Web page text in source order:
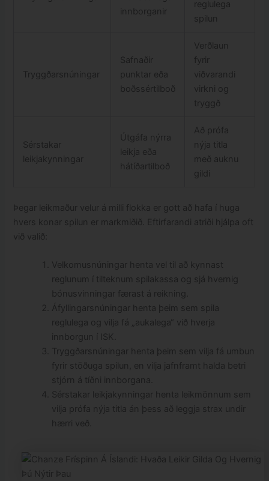
innborganir
reglulega
spilun
Tryggðarsnúningar
Safnaðir
punktar eða
boðssértilboð
Verðlaun
fyrir
viðvarandi
virkni og
tryggð
Sérstakar
leikjakynningar
Útgáfa nýrra
leikja eða
hátíðartilboð
Að prófa
nýja titla
með auknu
gildi
Þegar leikmaður velur á milli flokka er gott að hafa í huga
hvers konar spilun er markmiðið. Eftirfarandi atriði hjálpa oft
við valið:
Velkomusnúningar henta vel til að kynnast
reglunum í tilteknum spilakassa og sjá hvernig
bónusvinningar færast á reikning.
Áfyllingarsnúningar henta þeim sem spila
reglulega og vilja fá „aukalega“ við hverja
innborgun í ISK.
Tryggðarsnúningar henta þeim sem vilja fá umbun
fyrir stöðuga spilun, en vilja jafnframt halda betri
stjórn á tíðni innborgana.
Sérstakar leikjakynningar henta leikmönnum sem
vilja prófa nýja titla án þess að leggja strax undir
hærri veð.